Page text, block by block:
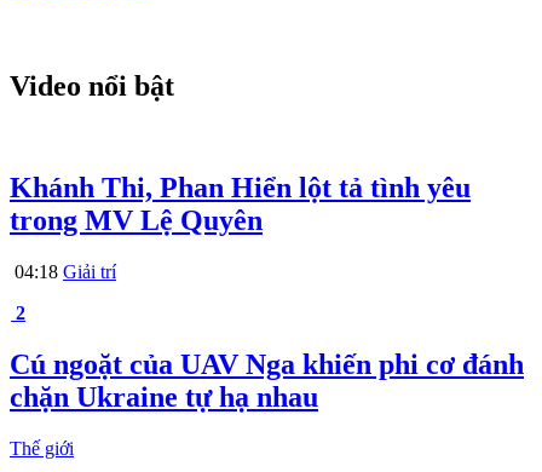
Video nổi bật
Khánh Thi, Phan Hiển lột tả tình yêu
trong MV Lệ Quyên
04:18 Giải trí
2
Cú ngoặt của UAV Nga khiến phi cơ đánh
chặn Ukraine tự hạ nhau
Thế giới